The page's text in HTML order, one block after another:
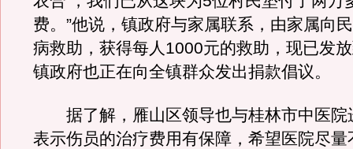
费。”他说，镇政府与家属联系，由家属向
病救助，获得每人1000元的救助，现已发
镇政府也正在向全镇群众发出捐款倡议。
据了解，雁山区领导也与桂林市中医院
表示伤员的治疗费用有保障，希望医院尽量